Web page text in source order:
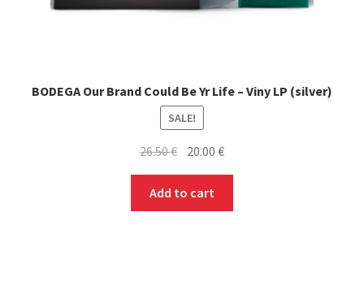
BODEGA Our Brand Could Be Yr Life – Viny LP (silver)
SALE!
26.50€ Original
was:
26.50 €.
20.00€Current
20.00 €.
Add to cart